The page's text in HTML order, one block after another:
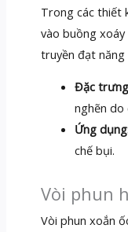
Trong các thiết
vào buồng xoáy
truyền đạt năng
Đặc
nghẽn do
Ứng
chế bụi.
Vòi phun
Vòi phun xoắn